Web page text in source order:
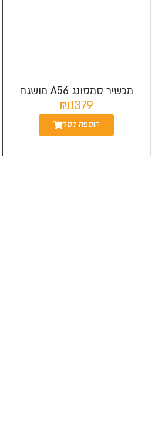
מכשיר סמסונג A56 מושגח
₪1379
הוספה לסל